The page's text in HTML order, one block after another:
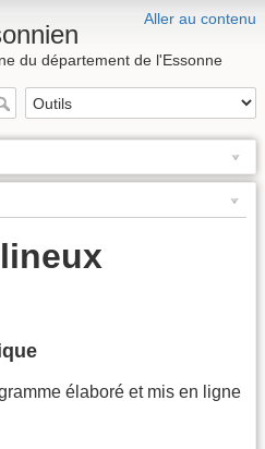
Aller au contenu
du département de l'Essonne
élaboré et mis en ligne